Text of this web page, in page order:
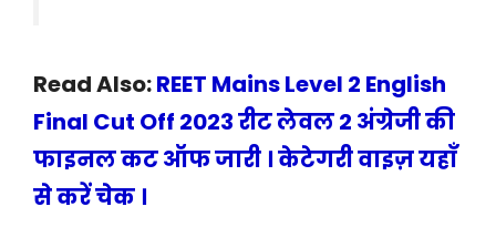
Read Also:REET Mains Level 2 English
Final Cut Off 2023 रीट लेवल 2 अंग्रेजी की
फाइनल कट ऑफ जारी । केटेगरी वाइज़ यहाँ
से करें चेक ।